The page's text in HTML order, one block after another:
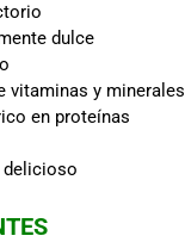
dulce
vitaminas y minerales
en proteínas
delicioso